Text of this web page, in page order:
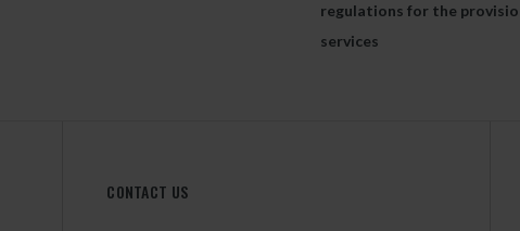
regulations for the
services
CONTACT US